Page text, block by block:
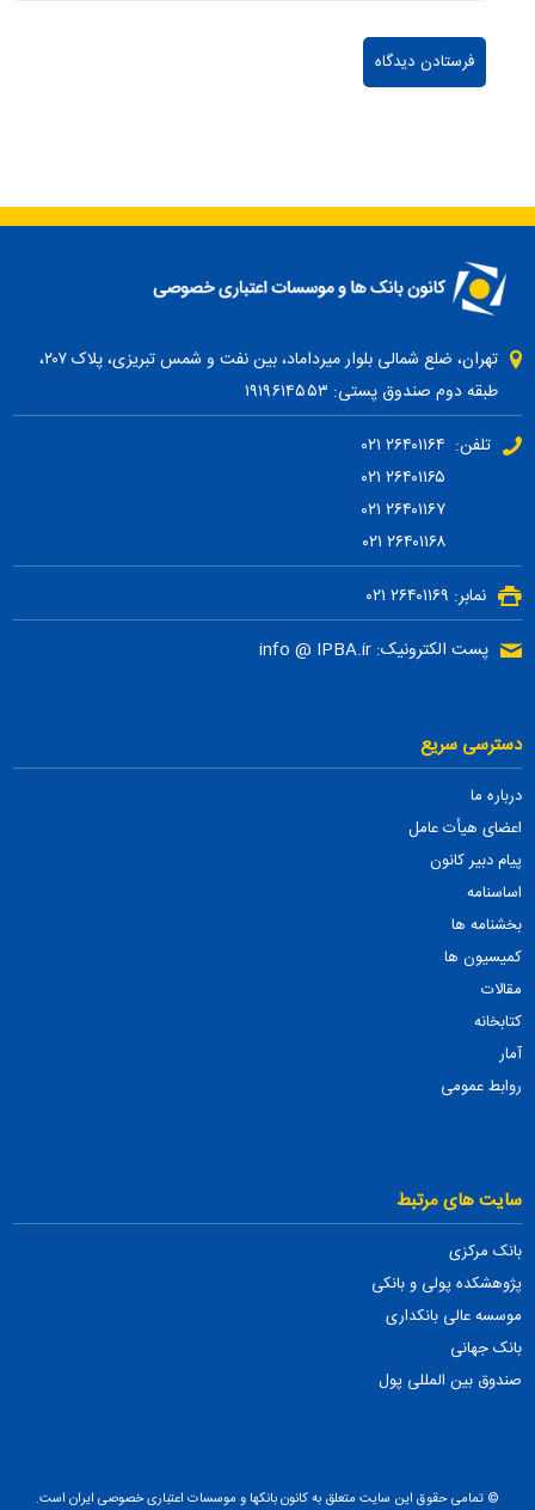
تهران، ضلع شمالی بلوار میرداماد، بین نفت و شمس تبریزی، پلاک ۲۰۷،
طبقه دوم صندوق پستی: ۱۹۱۹۶۱۴۵۵۳
تلفن: ۲۶۴۰۱۱۶۴ ۰۲۱
۲۶۴۰۱۱۶۷ ۰۲۱
۲۶۴۰۱۱۶۸ ۰۲۱
نمابر: ۲۶۴۰۱۱۶۹ ۰۲۱
پست الکترونیک: info @ IPBA.ir
دسترسی سریع
درباره ما
اعضای هیأت عامل
پیام دبیر کانون
اساسنامه
بخشنامه ها
کمیسیون ها
مقالات
کتابخانه
آمار
روابط عمومی
سایت های مرتبط
بانک مرکزی
پژوهشکده پولی و بانکی
موسسه عالی بانکداری
بانک جهانی
صندوق بین المللی پول
© تمامی حقوق این سایت متعلق به کانون بانکها و موسسات اعتباری خصوصی ایران است.